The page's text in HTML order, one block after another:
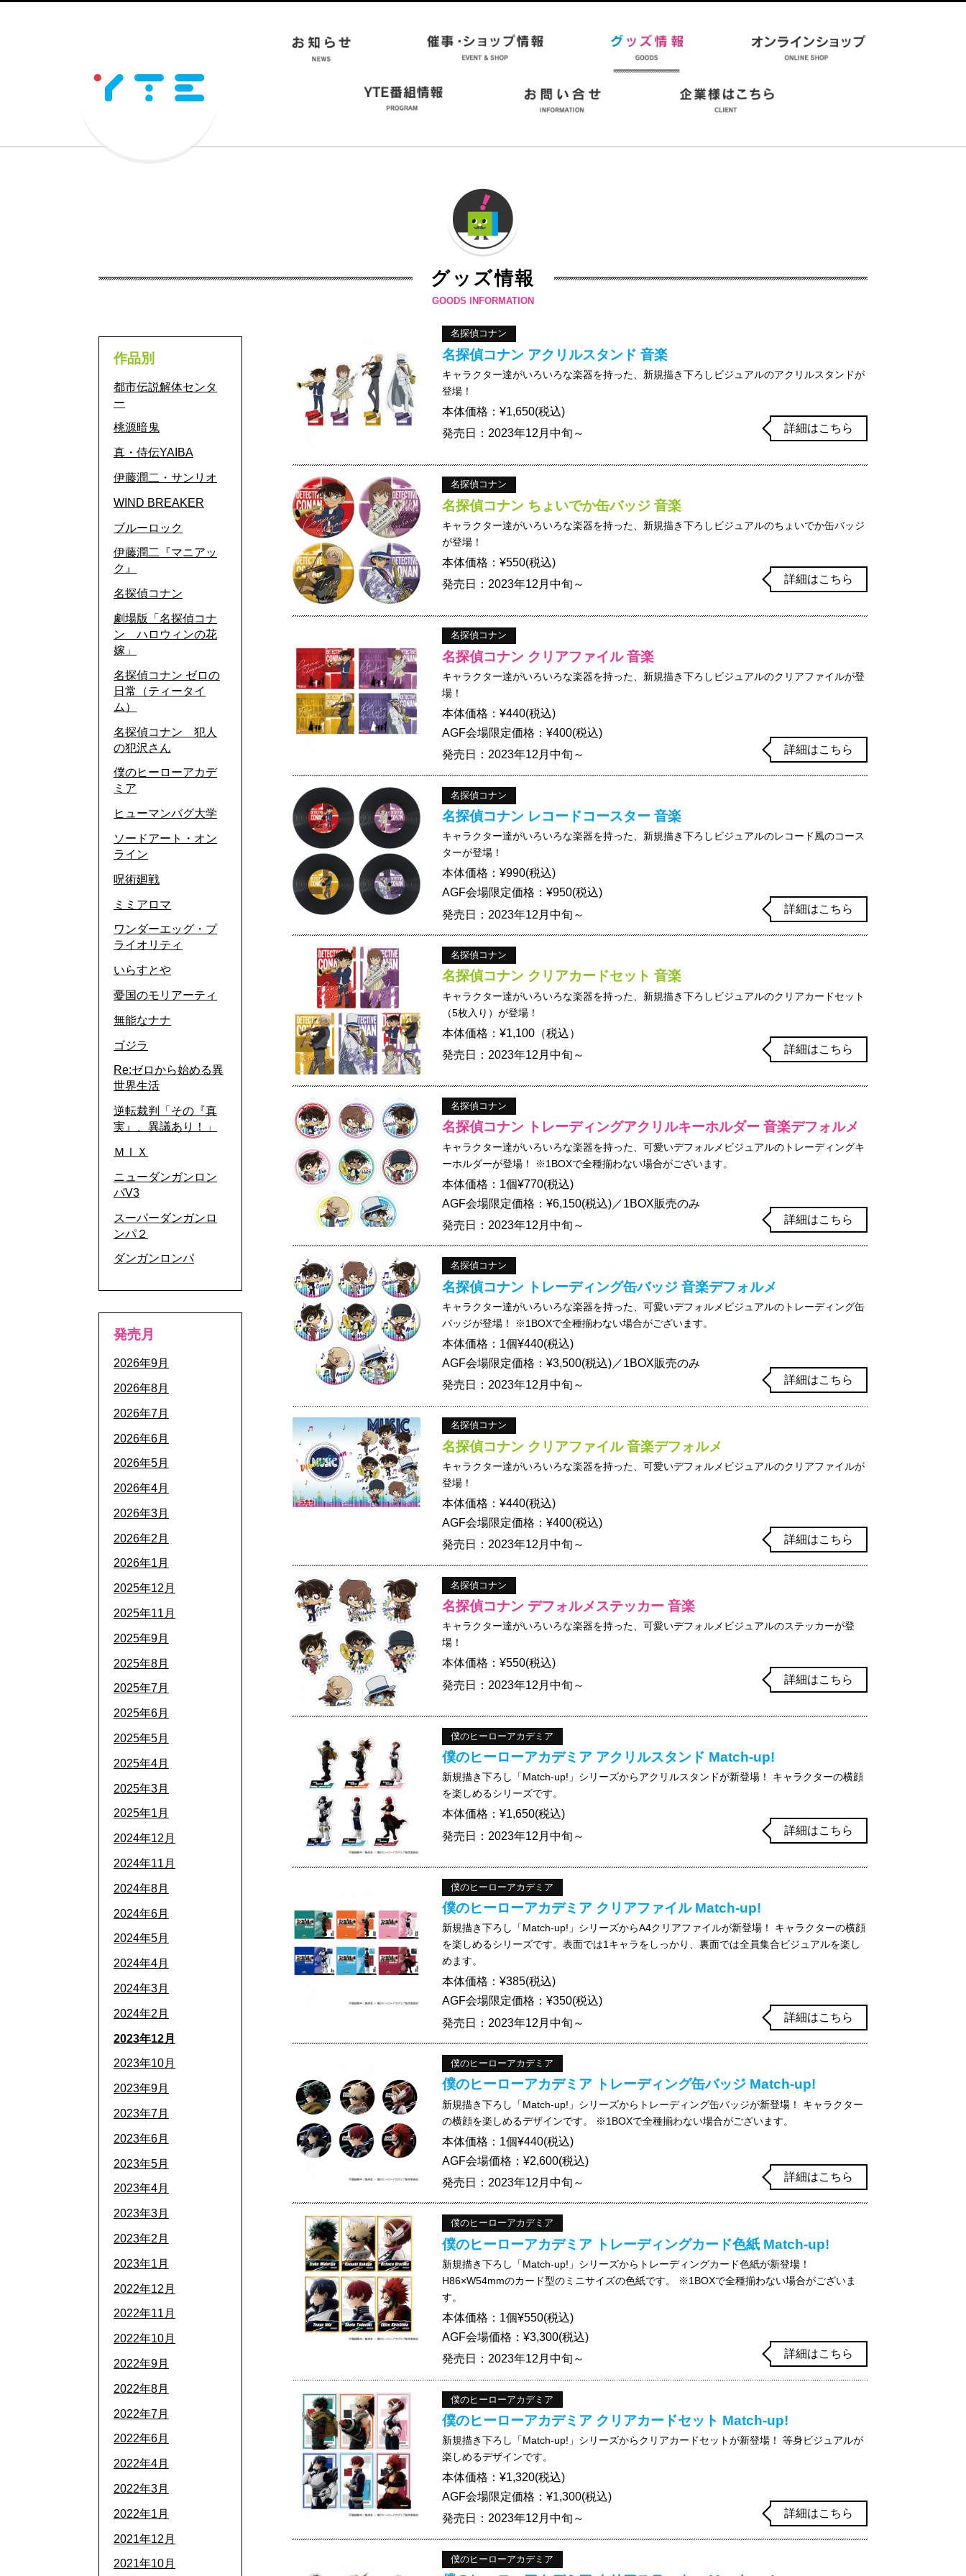
グッズ情報
GOODS INFORMATION
作品別
都市伝説解体センタ
ー
桃源暗鬼
真・侍伝YAIBA
伊藤潤二・サンリオ
WIND BREAKER
ブルーロック
伊藤潤二『マニアッ
ク』
名探偵コナン
劇場版「名探偵コナ
ン ハロウィンの花
嫁」
名探偵コナン ゼロの
日常（ティータイ
ム）
名探偵コナン 犯人
の犯沢さん
僕のヒーローアカデ
ミア
ヒューマンバグ大学
ソードアート・オン
ライン
呪術廻戦
ミミアロマ
ワンダーエッグ・プ
ライオリティ
いらすとや
憂国のモリアーティ
無能なナナ
ゴジラ
Re:ゼロから始める異
世界生活
逆転裁判「その『真
実』、異議あり！」
ＭＩＸ
ニューダンガンロン
パV3
スーパーダンガンロ
ンパ２
ダンガンロンパ
発売月
2026年9月
2026年8月
2026年7月
2026年6月
2026年5月
2026年4月
2026年3月
2026年2月
2026年1月
2025年12月
2025年11月
2025年9月
2025年8月
2025年7月
2025年6月
2025年5月
2025年4月
2025年3月
2025年1月
2024年12月
2024年11月
2024年8月
2024年6月
2024年5月
2024年4月
2024年3月
2024年2月
2023年12月
2023年10月
2023年9月
2023年7月
2023年6月
2023年5月
2023年4月
2023年3月
2023年2月
2023年1月
2022年12月
2022年11月
2022年10月
2022年9月
2022年8月
2022年7月
2022年6月
2022年4月
2022年3月
2022年1月
2021年12月
2021年10月
名探偵コナン
名探偵コナン アクリルスタンド 音楽
キャラクター達がいろいろな楽器を持った、新規描き下ろしビジュアルのアクリルスタンドが
登場！
本体価格：¥1,650(税込)
発売日：2023年12月中旬～
詳細はこちら
名探偵コナン
名探偵コナン ちょいでか缶バッジ 音楽
キャラクター達がいろいろな楽器を持った、新規描き下ろしビジュアルのちょいでか缶バッジ
が登場！
本体価格：¥550(税込)
発売日：2023年12月中旬～
詳細はこちら
名探偵コナン
名探偵コナン クリアファイル 音楽
キャラクター達がいろいろな楽器を持った、新規描き下ろしビジュアルのクリアファイルが登
場！
本体価格：¥440(税込)
AGF会場限定価格：¥400(税込)
発売日：2023年12月中旬～
詳細はこちら
名探偵コナン
名探偵コナン レコードコースター 音楽
キャラクター達がいろいろな楽器を持った、新規描き下ろしビジュアルのレコード風のコース
ターが登場！
本体価格：¥990(税込)
AGF会場限定価格：¥950(税込)
発売日：2023年12月中旬～
詳細はこちら
名探偵コナン
名探偵コナン クリアカードセット 音楽
キャラクター達がいろいろな楽器を持った、新規描き下ろしビジュアルのクリアカードセット
（5枚入り）が登場！
本体価格：¥1,100（税込）
発売日：2023年12月中旬～
詳細はこちら
名探偵コナン
名探偵コナン トレーディングアクリルキーホルダー 音楽デフォルメ
キャラクター達がいろいろな楽器を持った、可愛いデフォルメビジュアルのトレーディングキ
ーホルダーが登場！ ※1BOXで全種揃わない場合がございます。
本体価格：1個¥770(税込)
AGF会場限定価格：¥6,150(税込)／1BOX販売のみ
発売日：2023年12月中旬～
詳細はこちら
名探偵コナン
名探偵コナン トレーディング缶バッジ 音楽デフォルメ
キャラクター達がいろいろな楽器を持った、可愛いデフォルメビジュアルのトレーディング缶
バッジが登場！ ※1BOXで全種揃わない場合がございます。
本体価格：1個¥440(税込)
AGF会場限定価格：¥3,500(税込)／1BOX販売のみ
発売日：2023年12月中旬～
詳細はこちら
名探偵コナン
名探偵コナン クリアファイル 音楽デフォルメ
キャラクター達がいろいろな楽器を持った、可愛いデフォルメビジュアルのクリアファイルが
登場！
本体価格：¥440(税込)
AGF会場限定価格：¥400(税込)
発売日：2023年12月中旬～
詳細はこちら
名探偵コナン
名探偵コナン デフォルメステッカー 音楽
キャラクター達がいろいろな楽器を持った、可愛いデフォルメビジュアルのステッカーが登
場！
本体価格：¥550(税込)
発売日：2023年12月中旬～
詳細はこちら
僕のヒーローアカデミア
僕のヒーローアカデミア アクリルスタンド Match-up!
新規描き下ろし「Match-up!」シリーズからアクリルスタンドが新登場！ キャラクターの横顔
を楽しめるシリーズです。
本体価格：¥1,650(税込)
発売日：2023年12月中旬～
詳細はこちら
僕のヒーローアカデミア
僕のヒーローアカデミア クリアファイル Match-up!
新規描き下ろし「Match-up!」シリーズからA4クリアファイルが新登場！ キャラクターの横顔
を楽しめるシリーズです。表面では1キャラをしっかり、裏面では全員集合ビジュアルを楽し
めます。
本体価格：¥385(税込)
AGF会場限定価格：¥350(税込)
発売日：2023年12月中旬～
詳細はこちら
僕のヒーローアカデミア
僕のヒーローアカデミア トレーディング缶バッジ Match-up!
新規描き下ろし「Match-up!」シリーズからトレーディング缶バッジが新登場！ キャラクター
の横顔を楽しめるデザインです。 ※1BOXで全種揃わない場合がございます。
本体価格：1個¥440(税込)
AGF会場価格：¥2,600(税込)
発売日：2023年12月中旬～
詳細はこちら
僕のヒーローアカデミア
僕のヒーローアカデミア トレーディングカード色紙 Match-up!
新規描き下ろし「Match-up!」シリーズからトレーディングカード色紙が新登場！
H86×W54mmのカード型のミニサイズの色紙です。 ※1BOXで全種揃わない場合がございま
す。
本体価格：1個¥550(税込)
AGF会場価格：¥3,300(税込)
発売日：2023年12月中旬～
詳細はこちら
僕のヒーローアカデミア
僕のヒーローアカデミア クリアカードセット Match-up!
新規描き下ろし「Match-up!」シリーズからクリアカードセットが新登場！ 等身ビジュアルが
楽しめるデザインです。
本体価格：¥1,320(税込)
AGF会場限定価格：¥1,300(税込)
発売日：2023年12月中旬～
詳細はこちら
僕のヒーローアカデミア